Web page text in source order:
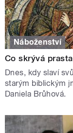
Náboženství
Co skrývá
Dnes, kdy slaví
starým biblickým
Daniela Brůhová.